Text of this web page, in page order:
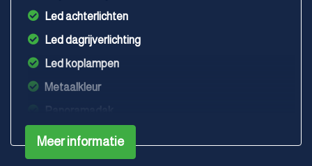
Led achterlichten
Led dagrijverlichting
Led koplampen
Metaalkleur
Schuif-/kanteldak
Trekhaak
Meer informatie